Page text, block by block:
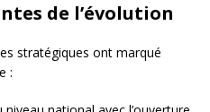
de l’évolution
stratégiques ont marqué
: